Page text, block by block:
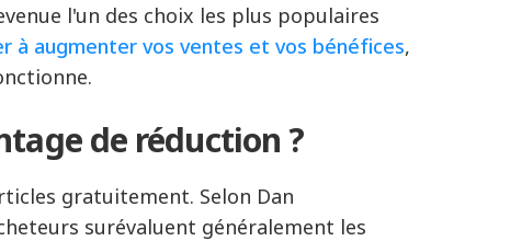
l'un des choix les plus populaires
à augmenter vos ventes et vos bénéfices,
de réduction ?
gratuitement. Selon Dan
surévaluent généralement les